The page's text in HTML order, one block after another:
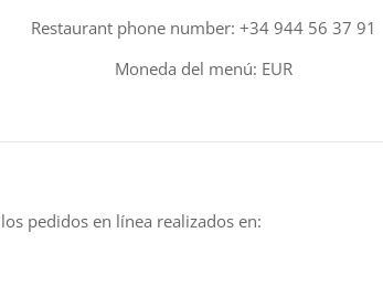
Restaurant phone number: +34 944 56 37 91
Moneda del menú: EUR
pedidos en línea realizados en: